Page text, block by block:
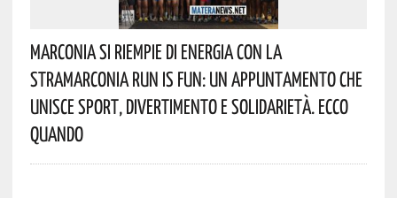
Marconia Si Riempie Di Energia Con La
StraMarconia Run Is Fun: Un Appuntamento Che
Unisce Sport, Divertimento E Solidarietà. Ecco
Quando